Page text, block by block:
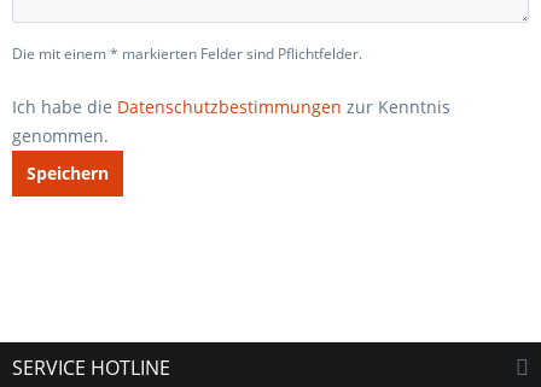
Die mit einem * markierten Felder sind Pflichtfelder.
Ich habe die Datenschutzbestimmungen zur Kenntnis
genommen.
Speichern
SERVICE HOTLINE